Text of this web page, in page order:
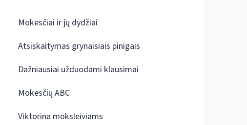
Mokesčiai ir jų dydžiai
Atsiskaitymas grynaisiais pinigais
Dažniausiai užduodami klausimai
Mokesčių ABC
Viktorina moksleiviams